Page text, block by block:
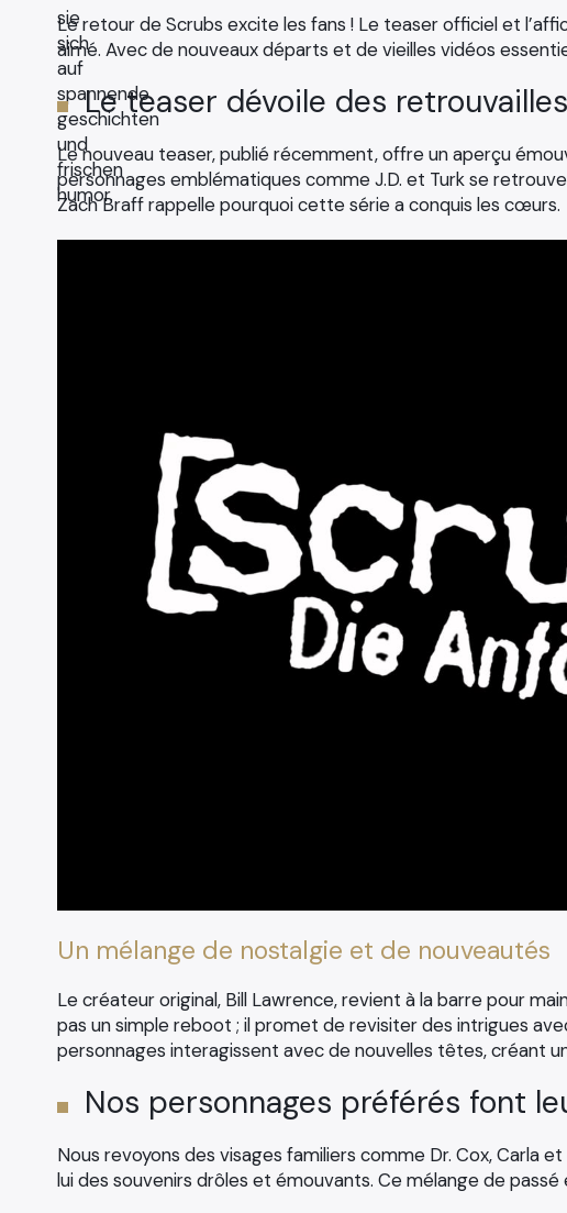
Le retour de Scrubs excite les fans ! Le teaser officiel et
aimé. Avec de nouveaux départs et de vieilles vidéos
Le teaser dévoile des
Le nouveau teaser, publié récemment, offre un aperçu
personnages emblématiques comme J.D. et Turk se
Zach Braff rappelle pourquoi cette série a conquis les cœurs.
Un mélange de nostalgie et de nouveautés
Le créateur original, Bill Lawrence, revient à la barre pour
pas un simple reboot ; il promet de revisiter des intrigues
personnages interagissent avec de nouvelles têtes, créant
Nos personnages préférés font
Nous revoyons des visages familiers comme Dr. Cox, Carla
lui des souvenirs drôles et émouvants. Ce mélange de